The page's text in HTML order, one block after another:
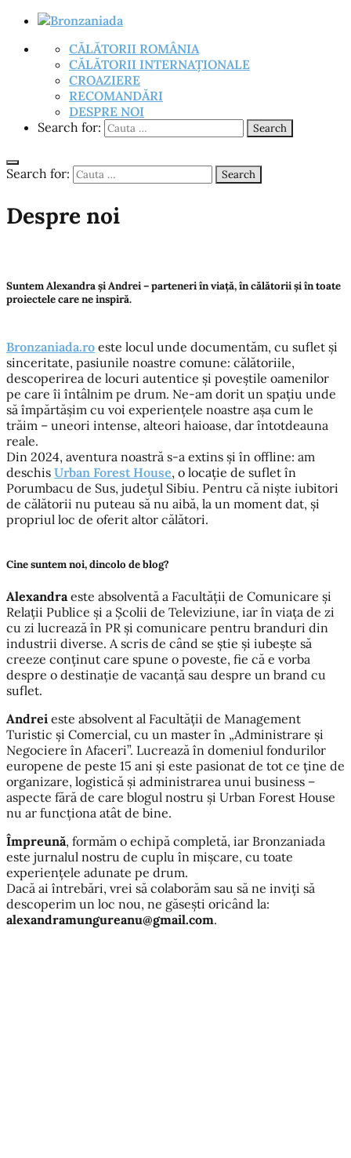
CĂLĂTORII ROMÂNIA
CĂLĂTORII INTERNAȚIONALE
CROAZIERE
RECOMANDĂRI
DESPRE NOI
Search for:
Search
Search for: Search
Despre noi
Suntem Alexandra și Andrei – parteneri în viață, în călătorii și în toate
proiectele care ne inspiră.
Bronzaniada.ro este locul unde documentăm, cu suflet și
sinceritate, pasiunile noastre comune: călătoriile,
descoperirea de locuri autentice și poveștile oamenilor
pe care îi întâlnim pe drum. Ne-am dorit un spațiu unde
să împărtășim cu voi experiențele noastre așa cum le
trăim – uneori intense, alteori haioase, dar întotdeauna
reale.
Din 2024, aventura noastră s-a extins și în offline: am
deschis Urban Forest House, o locație de suflet în
Porumbacu de Sus, județul Sibiu. Pentru că niște iubitori
de călătorii nu puteau să nu aibă, la un moment dat, și
propriul loc de oferit altor călători.
Cine suntem noi, dincolo de blog?
Alexandraeste absolventă a Facultății de Comunicare și
Relații Publice și a Școlii de Televiziune, iar în viața de zi
cu zi lucrează în PR și comunicare pentru branduri din
industrii diverse. A scris de când se știe și iubește să
creeze conținut care spune o poveste, fie că e vorba
despre o destinație de vacanță sau despre un brand cu
suflet.
Andrei este absolvent al Facultății de Management
Turistic și Comercial, cu un master în „Administrare și
Negociere în Afaceri”. Lucrează în domeniul fondurilor
europene de peste 15 ani și este pasionat de tot ce ține de
organizare, logistică și administrarea unui business –
aspecte fără de care blogul nostru și Urban Forest House
nu ar funcționa atât de bine.
Împreună, formăm o echipă completă, iar Bronzaniada
este jurnalul nostru de cuplu în mișcare, cu toate
experiențele adunate pe drum.
Dacă ai întrebări, vrei să colaborăm sau să ne inviți să
descoperim un loc nou, ne găsești oricând la:
alexandramungureanu@gmail.com.